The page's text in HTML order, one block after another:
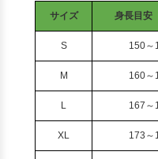
サイズ 身長目安
S 150～
M 160～
L 167～
XL 173～